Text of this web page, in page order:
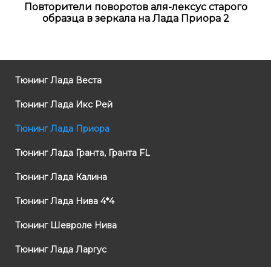
Повторители поворотов аля-лексус старого
образца в зеркала на Лада Приора 2
Тюнинг Лада Веста
Тюнинг Лада Икс Рей
Тюнинг Лада Приора
Тюнинг Лада Гранта, Гранта FL
Тюнинг Лада Калина
Тюнинг Лада Нива 4*4
Тюнинг Шевроле Нива
Тюнинг Лада Ларгус